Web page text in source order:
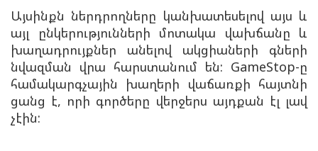
Այսինքն ներդրողները կանխատեսելով այս և
այլ ընկերությունների մոտակա վախճանը և
խաղադրույքներ անելով ակցիաների գների
նվազման վրա հարստանում են: GameStop-ը
համակարգչային խաղերի վաճառքի հայտնի
ցանց է, որի գործերը վերջերս այդքան էլ լավ
չէին: